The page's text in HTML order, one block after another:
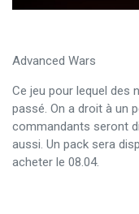
Advanced Wars
Ce jeu pour lequel des
passé. On a droit à un
commandants seront
aussi. Un pack sera
acheter le 08.04.